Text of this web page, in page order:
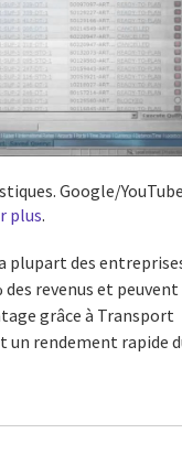
Google/YouTube
plus.
plupart des
revenus et peuvent
grâce à Transport
un rendement rapide